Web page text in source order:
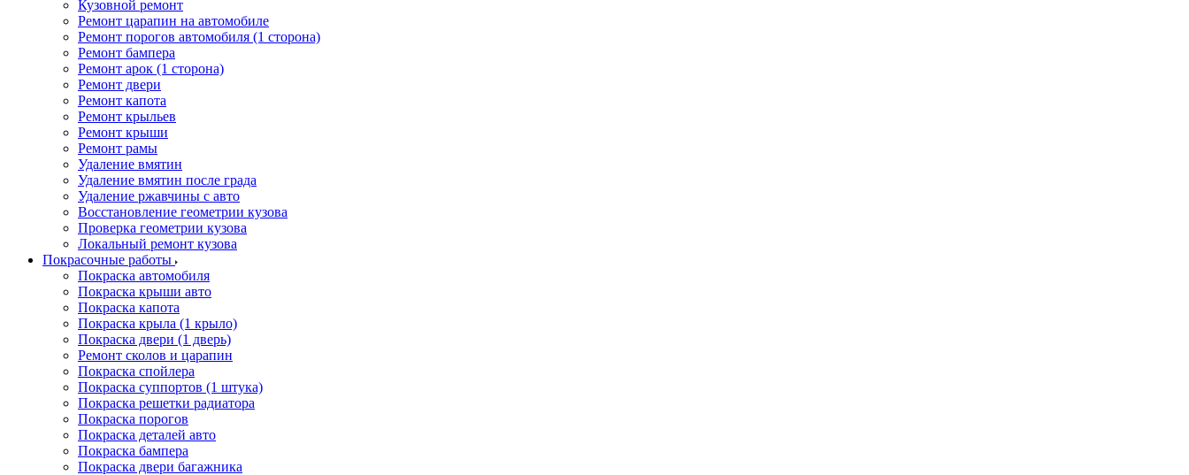
Кузовной ремонт
Ремонт царапин на автомобиле
Ремонт порогов автомобиля (1 сторона)
Ремонт бампера
Ремонт арок (1 сторона)
Ремонт двери
Ремонт капота
Ремонт крыльев
Ремонт крыши
Ремонт рамы
Удаление вмятин
Удаление вмятин после града
Удаление ржавчины с авто
Восстановление геометрии кузова
Проверка геометрии кузова
Локальный ремонт кузова
Покрасочные работы
Покраска автомобиля
Покраска крыши авто
Покраска капота
Покраска крыла (1 крыло)
Покраска двери (1 дверь)
Ремонт сколов и царапин
Покраска спойлера
Покраска суппортов (1 штука)
Покраска решетки радиатора
Покраска порогов
Покраска деталей авто
Покраска бампера
Покраска двери багажника